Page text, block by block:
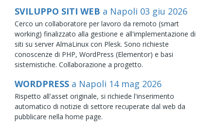
SVILUPPO SITI WEB a Napoli 03 giu 2026
Cerco un collaboratore per lavoro da remoto (smart
working) finalizzato alla gestione e all'implementazione di
siti su server AlmaLinux con Plesk. Sono richieste
conoscenze di PHP, WordPress (Elementor) e basi
sistemistiche. Collaborazione a progetto.
WORDPRESS a Napoli 14 mag 2026
Rispetto all'asset originale, si richiede l'inserimento
automatico di notizie di settore recuperate dal web da
pubblicare nella home page.